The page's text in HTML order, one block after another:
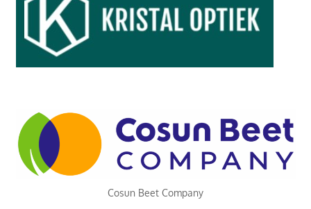
Cosun Beet Company